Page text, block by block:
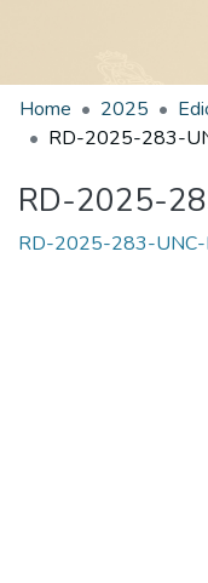
Home 2025
RD-2025-
RD-2025-283-UNC-